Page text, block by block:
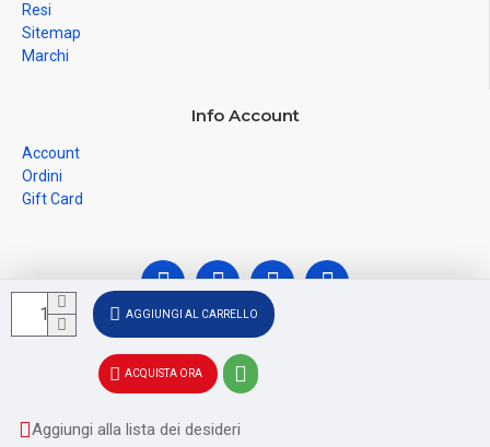
AGGIUNGI AL CARRELLO
ACQUISTA ORA
Aggiungi alla lista dei desideri
Resi
Sitemap
Marchi
Info Account
Account
Ordini
Gift Card
© Ferramenta Santoro Domenico 2026, C.F.
SNTDNC60T04F481U, P.IVA IT02228110652 - Registro delle